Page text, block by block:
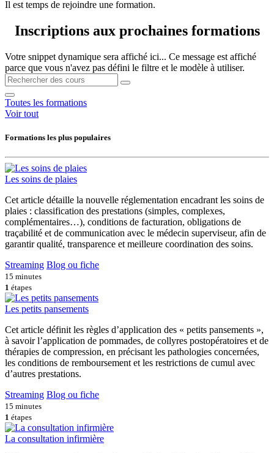
Il est temps de rejoindre une formation.
Inscriptions aux ​prochaines formations
Votre snippet dynamique sera affiché ici... Ce message est affiché
parce que vous n'avez pas défini le filtre et le modèle à utiliser.
Toutes les formations
Voir tout
Formations les plus populaires
Les soins de plaies
Cet article détaille la nouvelle réglementation encadrant les soins de
plaies : classification des prestations (simples, complexes,
complémentaires…), conditions de facturation, obligations de
traçabilité et de communication avec le médecin superviseur, afin de
garantir qualité, transparence et meilleure coordination des soins.
Streaming Blog ou fiche
15 minutes
1 étapes
Les petits pansements
Cet article définit les règles d’application des « petits pansements »,
à savoir l’application de pommades, de collyres postopératoires et de
thérapies de compression, en précisant les pathologies concernées,
les conditions de remboursement et les restrictions de cumul avec
d’autres prestations.
Streaming Blog ou fiche
15 minutes
1 étapes
La consultation infirmière